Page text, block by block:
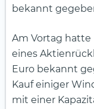
bekannt
Am Vortag hatte
eines
Euro bekannt
Kauf einiger
mit einer